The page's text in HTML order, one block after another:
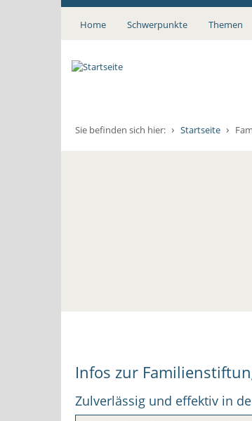
Home Schwerpunkte Themen
Sie befinden sich hier: › Startseite ›
Infos zur
Zulverlässig und effektiv in